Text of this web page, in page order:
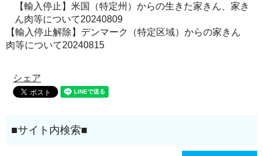
【輸入停止】米国（特定州）からの生きた家きん、家き
ん肉等について20240809
【輸入停止解除】デンマーク（特定区域）からの家きん
肉等について20240815
シェア